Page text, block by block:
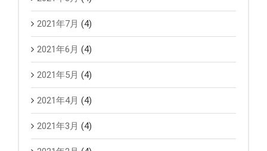
2021年7月 (4)
2021年6月 (4)
2021年5月 (4)
2021年4月 (4)
2021年3月 (4)